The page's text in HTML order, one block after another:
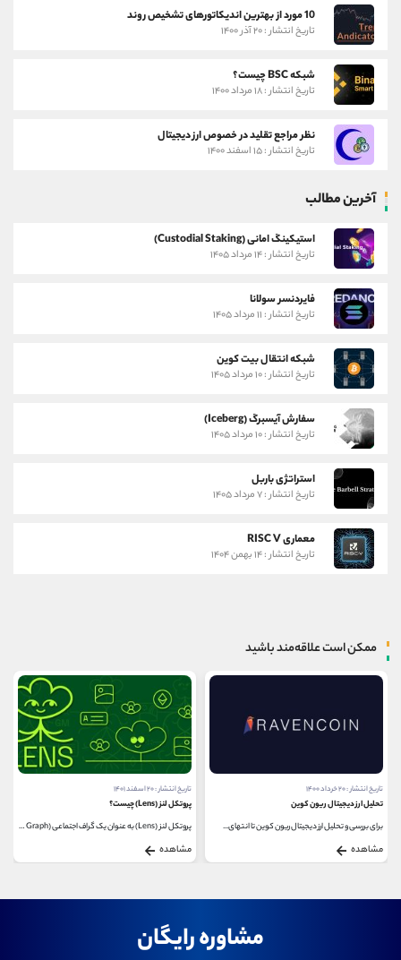
10 مورد از بهترین اندیکاتورهای تشخیص روند
تاریخ انتشار : ۲۰ آذر ۱۴۰۰
شبکه BSC چیست؟
تاریخ انتشار : ۱۸ مرداد ۱۴۰۰
نظر مراجع تقلید در خصوص ارز دیجیتال
تاریخ انتشار : ۱۵ اسفند ۱۴۰۰
آخرین مطالب
استیکینگ امانی (Custodial Staking)
تاریخ انتشار : ۱۴ مرداد ۱۴۰۵
فایردنسر سولانا
تاریخ انتشار : ۱۱ مرداد ۱۴۰۵
شبکه انتقال بیت کوین
تاریخ انتشار : ۱۰ مرداد ۱۴۰۵
سفارش آیسبرگ (Iceberg)
تاریخ انتشار : ۱۰ مرداد ۱۴۰۵
استراتژی باربل
تاریخ انتشار : ۷ مرداد ۱۴۰۵
معماری RISC V
تاریخ انتشار : ۱۴ بهمن ۱۴۰۴
ممکن است علاقه‌مند باشید
تاریخ انتشار : ۲۰ خرداد ۱۴۰۰
تحلیل ارز دیجیتال ریون کوین
برای بررسی و تحلیل ارز دیجیتال ریون کوین تا انتهای...
مشاهده
تاریخ انتشار : ۲۰ اسفند ۱۴۰۱
پروتکل لنز (Lens) چیست؟
پروتکل لنز (Lens) به عنوان یک گراف اجتماعی (Social Graph)...
مشاهده
مشاوره رایگان